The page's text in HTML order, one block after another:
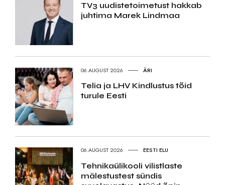
TV3 uudistetoimetust hakkab
juhtima Marek Lindmaa
06.AUGUST 2026 ÄRI
Telia ja LHV Kindlustus tõid
turule Eesti
06.AUGUST 2026 EESTI ELU
Tehnikaülikooli vilistlaste
mälestustest sündis